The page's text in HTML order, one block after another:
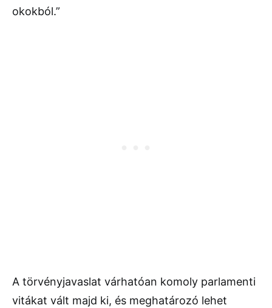
okokból.”
A törvényjavaslat várhatóan komoly parlamenti
vitákat vált majd ki, és meghatározó lehet